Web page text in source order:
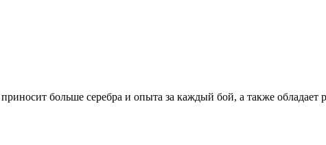
больше серебра и опыта за каждый бой, а также обладает